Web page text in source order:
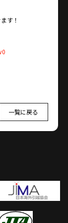
す！
一覧に戻る